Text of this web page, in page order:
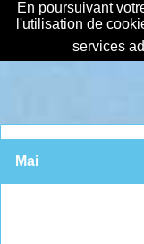
En poursuivant
l'utilisation de
services
Mai